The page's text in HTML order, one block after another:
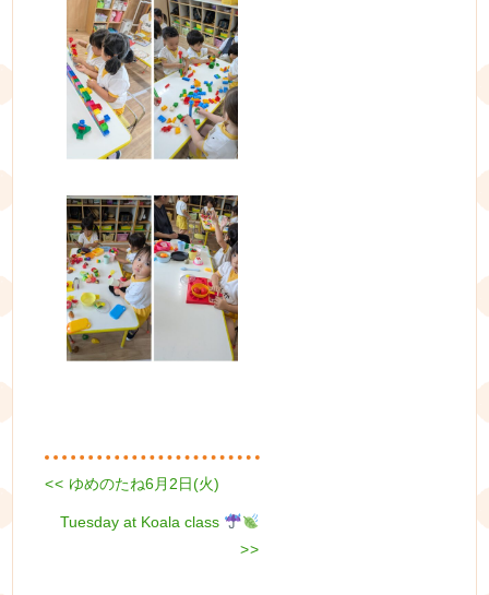
投
稿
Previous
<< ゆめのたね6月2日(火)
Next
Tuesday at Koala class
>>